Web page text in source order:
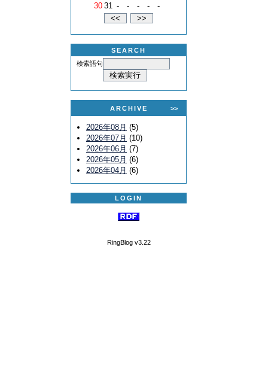
30 31 - - - - -
SEARCH
検索語句
ARCHIVE >>
2026年08月 (5)
2026年07月 (10)
2026年06月 (7)
2026年05月 (6)
2026年04月 (6)
LOGIN
RingBlog v3.22